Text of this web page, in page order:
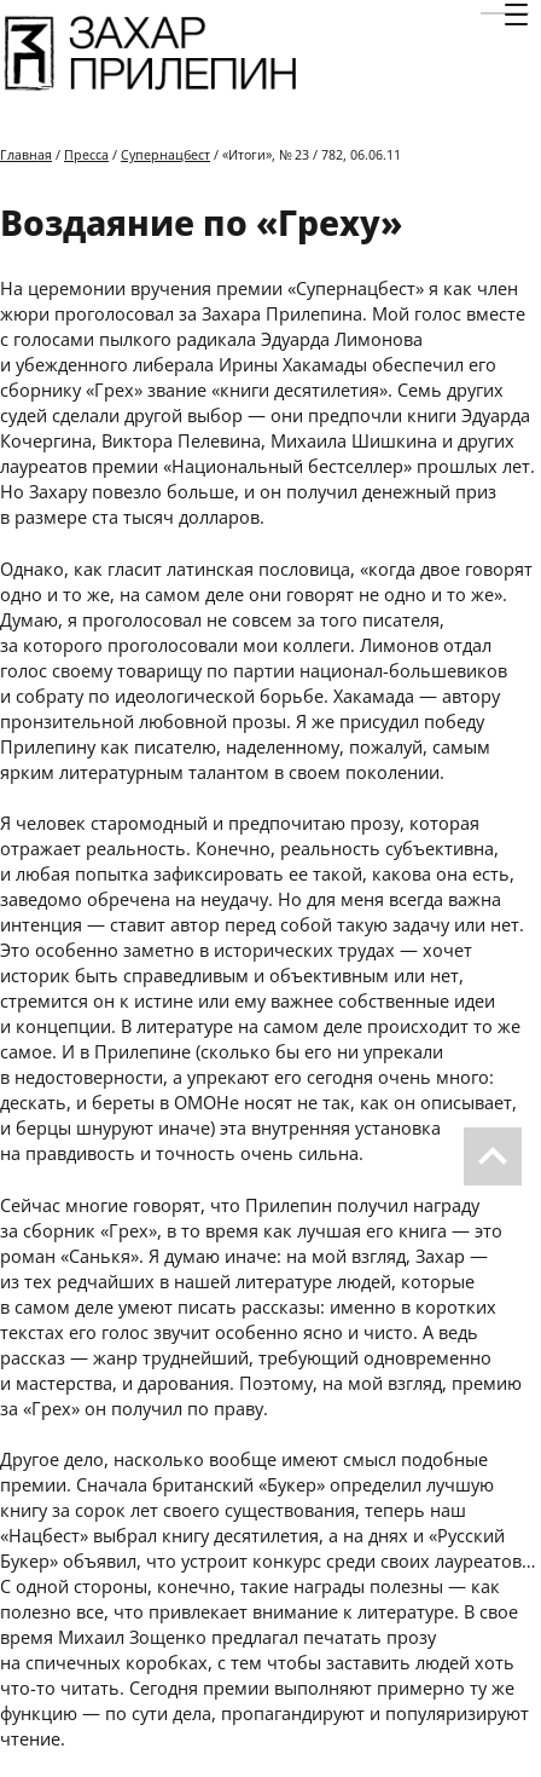
Главная / Пресса / Супернацбест / «Итоги», № 23 / 782, 06.06.11
Воздаяние по «Греху»
На церемонии вручения премии «Супернацбест» я как член
жюри проголосовал за Захара Прилепина. Мой голос вместе
с голосами пылкого радикала Эдуарда Лимонова
и убежденного либерала Ирины Хакамады обеспечил его
сборнику «Грех» звание «книги десятилетия». Семь других
судей сделали другой выбор — они предпочли книги Эдуарда
Кочергина, Виктора Пелевина, Михаила Шишкина и других
лауреатов премии «Национальный бестселлер» прошлых лет.
Но Захару повезло больше, и он получил денежный приз
в размере ста тысяч долларов.
Однако, как гласит латинская пословица, «когда двое говорят
одно и то же, на самом деле они говорят не одно и то же».
Думаю, я проголосовал не совсем за того писателя,
за которого проголосовали мои коллеги. Лимонов отдал
голос своему товарищу по партии национал-большевиков
и собрату по идеологической борьбе. Хакамада — автору
пронзительной любовной прозы. Я же присудил победу
Прилепину как писателю, наделенному, пожалуй, самым
ярким литературным талантом в своем поколении.
Я человек старомодный и предпочитаю прозу, которая
отражает реальность. Конечно, реальность субъективна,
и любая попытка зафиксировать ее такой, какова она есть,
заведомо обречена на неудачу. Но для меня всегда важна
интенция — ставит автор перед собой такую задачу или нет.
Это особенно заметно в исторических трудах — хочет
историк быть справедливым и объективным или нет,
стремится он к истине или ему важнее собственные идеи
и концепции. В литературе на самом деле происходит то же
самое. И в Прилепине (сколько бы его ни упрекали
в недостоверности, а упрекают его сегодня очень много:
дескать, и береты в ОМОНе носят не так, как он описывает,
и берцы шнуруют иначе) эта внутренняя установка
на правдивость и точность очень сильна.
Сейчас многие говорят, что Прилепин получил награду
за сборник «Грех», в то время как лучшая его книга — это
роман «Санькя». Я думаю иначе: на мой взгляд, Захар —
из тех редчайших в нашей литературе людей, которые
в самом деле умеют писать рассказы: именно в коротких
текстах его голос звучит особенно ясно и чисто. А ведь
рассказ — жанр труднейший, требующий одновременно
и мастерства, и дарования. Поэтому, на мой взгляд, премию
за «Грех» он получил по праву.
Другое дело, насколько вообще имеют смысл подобные
премии. Сначала британский «Букер» определил лучшую
книгу за сорок лет своего существования, теперь наш
«Нацбест» выбрал книгу десятилетия, а на днях и «Русский
Букер» объявил, что устроит конкурс среди своих лауреатов…
С одной стороны, конечно, такие награды полезны — как
полезно все, что привлекает внимание к литературе. В свое
время Михаил Зощенко предлагал печатать прозу
на спичечных коробках, с тем чтобы заставить людей хоть
что-то читать. Сегодня премии выполняют примерно ту же
функцию — по сути дела, пропагандируют и популяризируют
чтение.